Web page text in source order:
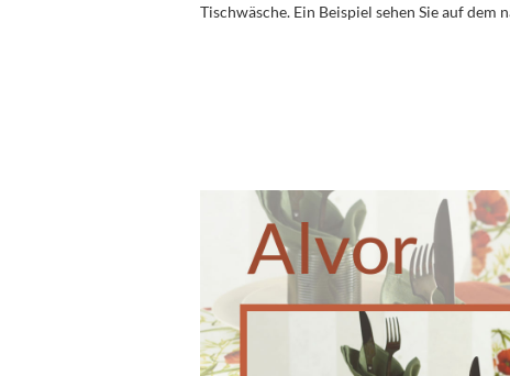
Tischwäsche. Ein Beispiel sehen Sie auf dem